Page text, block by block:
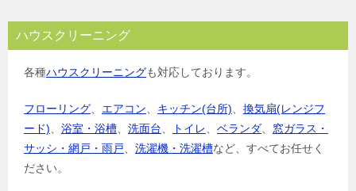
ハウスクリーニング
各種ハウスクリーニングも対応しております。
フローリング、 エアコン、 キッチン(台所)、 換気扇(レンジフ
ード)、 浴室・浴槽、 洗面台、 トイレ、 ベランダ、 窓ガラス・
サッシ・網戸・雨戸、 洗濯機・洗濯槽など、すべてお任せく
ださい。